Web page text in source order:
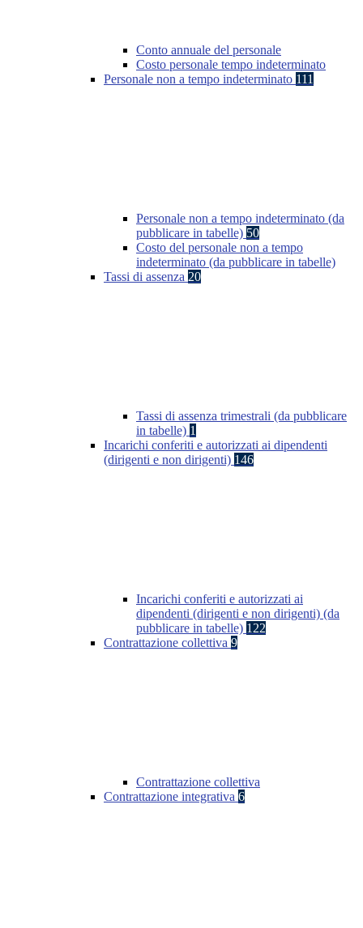
Conto annuale del personale
Costo personale tempo indeterminato
Personale non a tempo indeterminato 111
Personale non a tempo indeterminato (da
pubblicare in tabelle) 50
Costo del personale non a tempo
indeterminato (da pubblicare in tabelle)
Tassi di assenza 20
Tassi di assenza trimestrali (da pubblicare
in tabelle) 1
Incarichi conferiti e autorizzati ai dipendenti
(dirigenti e non dirigenti) 146
Incarichi conferiti e autorizzati ai
dipendenti (dirigenti e non dirigenti) (da
pubblicare in tabelle) 122
Contrattazione collettiva 9
Contrattazione collettiva
Contrattazione integrativa 6